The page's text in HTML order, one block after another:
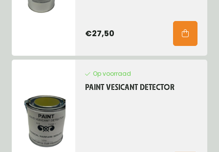
€27,50
Op voorraad
PAINT VESICANT DETECTOR